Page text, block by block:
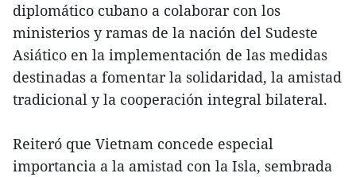
diplomático cubano a colaborar con los
ministerios y ramas de la nación del Sudeste
Asiático en la implementación de las medidas
destinadas a fomentar la solidaridad, la amistad
tradicional y la cooperación integral bilateral.
Reiteró que Vietnam concede especial
importancia a la amistad con la Isla, sembrada